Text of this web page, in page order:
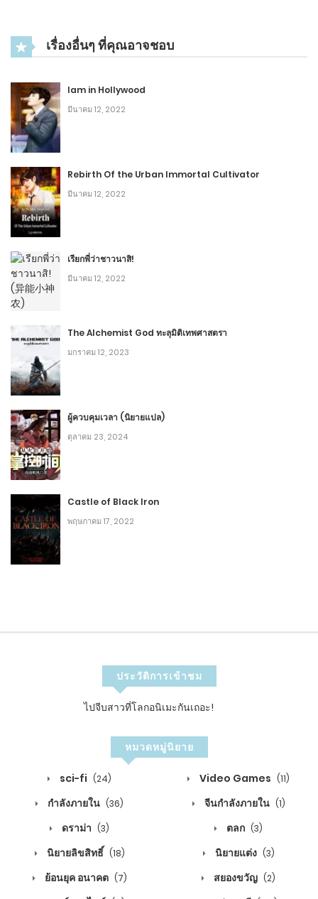
เรื่องอื่นๆ ที่คุณอาจชอบ
Iam in Hollywood
มีนาคม 12, 2022
Rebirth Of the Urban Immortal Cultivator
มีนาคม 12, 2022
เรียกพี่ว่าชาวนาสิ!
มีนาคม 12, 2022
The Alchemist God ทะลุมิติเทพศาสตรา
มกราคม 12, 2023
ผู้ควบคุมเวลา (นิยายแปล)
ตุลาคม 23, 2024
Castle of Black Iron
พฤษภาคม 17, 2022
ประวัติการเข้าชม
ไปจีบสาวที่โลกอนิเมะกันเถอะ!
หมวดหมู่นิยาย
sci-fi (24) Video Games (11)
กำลังภายใน (36) จีนกำลังภายใน (1)
ดราม่า (3) ตลก (3)
นิยายลิขสิทธิ์ (18) นิยายแต่ง (3)
ย้อนยุค อนาคต (7) สยองขวัญ (2)